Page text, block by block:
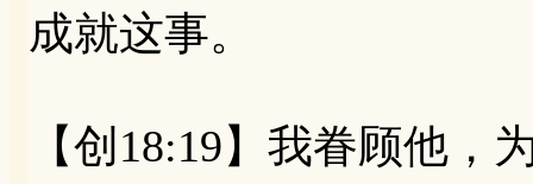
成就这事。
【创18:19】我眷顾他，